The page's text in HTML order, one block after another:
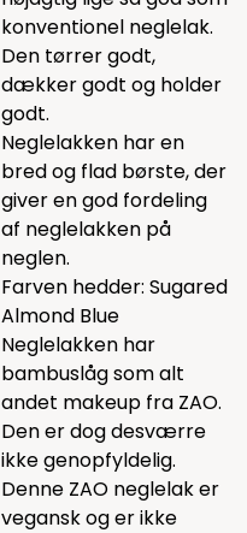
konventionel neglelak.
Den tørrer godt,
dækker godt og holder
godt.
Neglelakken har en
bred og flad børste, der
giver en god fordeling
af neglelakken på
neglen.
Farven hedder: Sugared
Almond Blue
Neglelakken har
bambuslåg som alt
andet makeup fra ZAO.
Den er dog desværre
ikke genopfyldelig.
Denne ZAO neglelak er
vegansk og er ikke